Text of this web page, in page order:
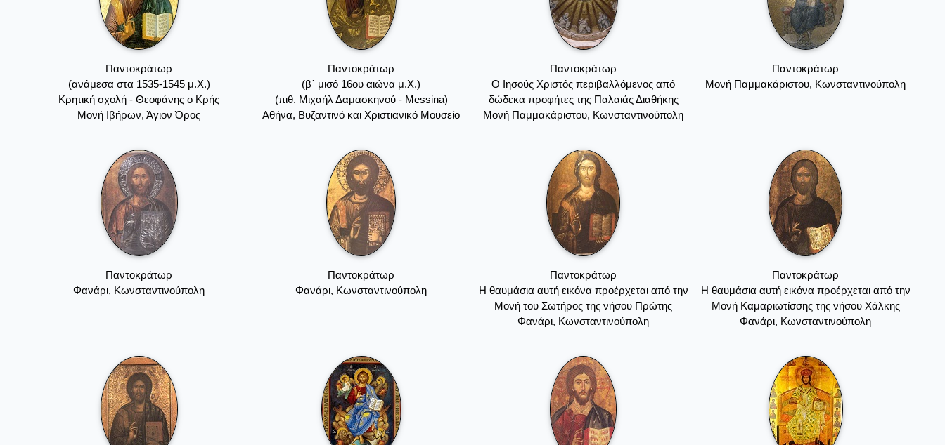
Παντοκράτωρ
(ανάμεσα στα 1535-1545 μ.Χ.)
Kρητική σχολή - Θεοφάνης ο Kρής
Mονή Iβήρων, Άγιον Όρος
Παντοκράτωρ
(β΄ μισό 16ου αιώνα μ.Χ.)
(πιθ. Μιχαήλ Δαμασκηνού - Messina)
Αθήνα, Βυζαντινό και Χριστιανικό Μουσείο
Παντοκράτωρ
Ο Ιησούς Χριστός περιβαλλόμενος από
δώδεκα προφήτες της Παλαιάς Διαθήκης
Μονή Παμμακάριστου, Κωνσταντινούπολη
Παντοκράτωρ
Μονή Παμμακάριστου, Κωνσταντινούπολη
Παντοκράτωρ
Φανάρι, Κωνσταντινούπολη
Παντοκράτωρ
Φανάρι, Κωνσταντινούπολη
Παντοκράτωρ
Η θαυμάσια αυτή εικόνα προέρχεται από την
Μονή του Σωτήρος της νήσου Πρώτης
Φανάρι, Κωνσταντινούπολη
Παντοκράτωρ
Η θαυμάσια αυτή εικόνα προέρχεται από την
Μονή Καμαριωτίσσης της νήσου Χάλκης
Φανάρι, Κωνσταντινούπολη